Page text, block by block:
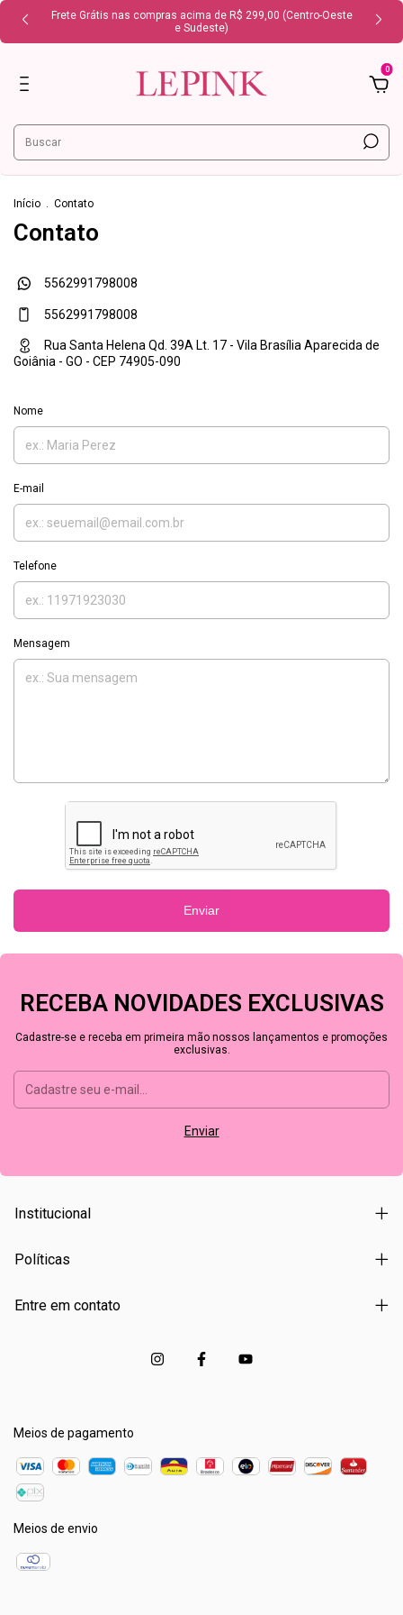
Frete Grátis nas compras acima de R$ 299,00 (Centro-Oeste
e Sudeste)
0
Início . Contato
Contato
5562991798008
5562991798008
Rua Santa Helena Qd. 39A Lt. 17 - Vila Brasília Aparecida de
Goiânia - GO - CEP 74905-090
Nome
E-mail
Telefone
Mensagem
Enviar
RECEBA NOVIDADES EXCLUSIVAS
Cadastre-se e receba em primeira mão nossos lançamentos e promoções
exclusivas.
Institucional
Políticas
Entre em contato
Meios de pagamento
Meios de envio